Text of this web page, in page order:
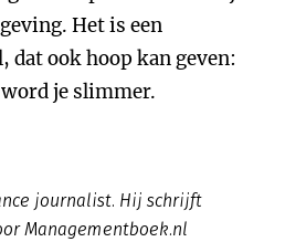
Het is een
dat ook hoop kan geven:
je slimmer.
journalist. Hij schrijft
Managementboek.nl